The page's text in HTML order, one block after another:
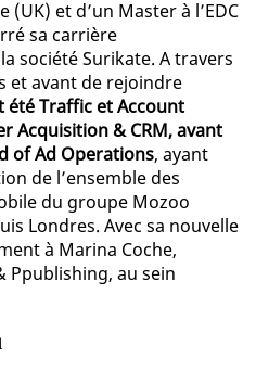
et d’un Master à l’EDC
sa carrière
société Surikate. A travers
et avant de rejoindre
été Traffic et Account
Acquisition & CRM, avant
of Ad Operations, ayant
de l’ensemble des
du groupe Mozoo
Londres. Avec sa nouvelle
à Marina Coche,
Ppublishing, au sein